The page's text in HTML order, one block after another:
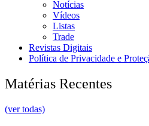
Notícias
Vídeos
Listas
Trade
Revistas Digitais
Política de Privacidade e
Matérias Recentes
(ver todas)